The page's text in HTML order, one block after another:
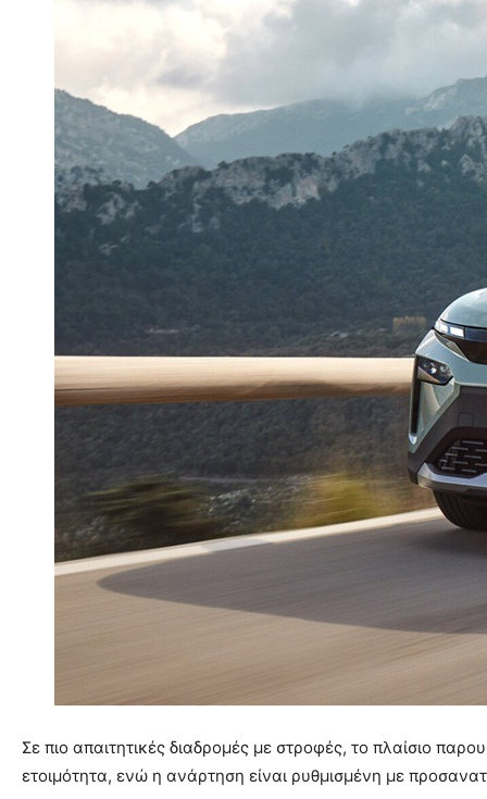
Σε πιο απαιτητικές διαδρομές με στροφές, το πλαίσιο
ετοιμότητα, ενώ η ανάρτηση είναι ρυθμισμένη με